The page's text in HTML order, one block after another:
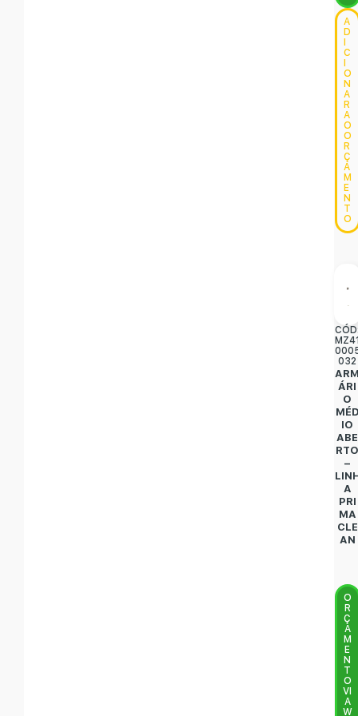
A
D
C
O
N
A
R
A
O
O
R
Ç
A
M
E
N
T
O
032
ÁRI
O
IO
ABE
–
A
PRI
MA
CLE
AN
O
R
Ç
A
M
E
N
T
O
VI
A
W